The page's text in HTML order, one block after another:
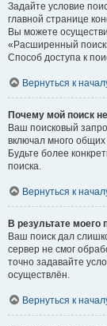
Задайте условие
главной странице
Вы можете
«Расширенный
Способ доступа к
Вернуться к
Почему мой поиск
Ваш поисковый
включал много
Будьте более
поиска.
Вернуться к
В результате моего
Ваш поиск дал
сервер не смог
точно задавайте
осуществлён.
Вернуться к